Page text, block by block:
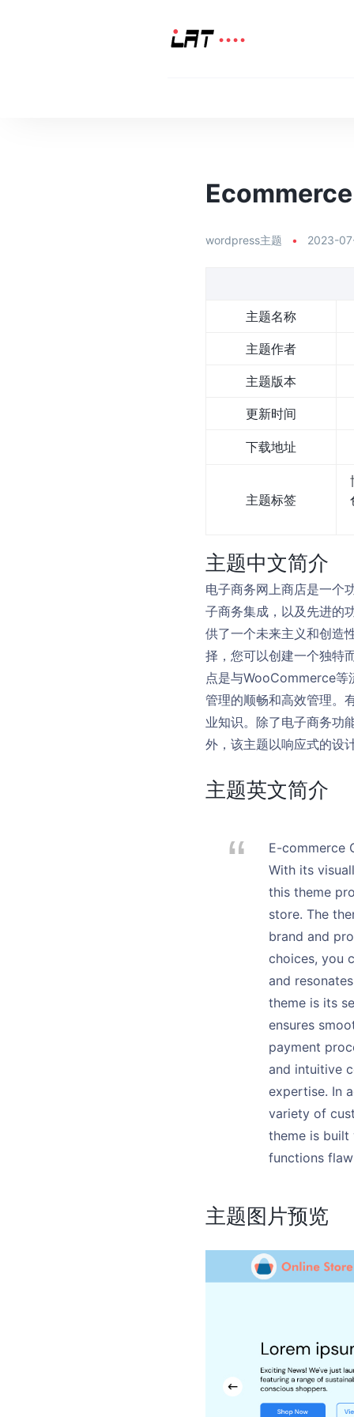
wordpress主题 • 2023-
主题名称
主题作者
主题版本
更新时间
下载地址
主题标签
主题中文简介
电子商务网上商店是一个
子商务集成，以及先进的
供了一个未来主义和创造
择，您可以创建一个独特
点是与WooCommerce等
管理的顺畅和高效管理。
业知识。除了电子商务功
外，该主题以响应式的设
主题英文简介
E-commerce
With its
this theme
store. The
brand and
choices, you
and
theme is its
ensures
payment
and intuitive
expertise. In
variety of
theme is built
functions
主题图片预览